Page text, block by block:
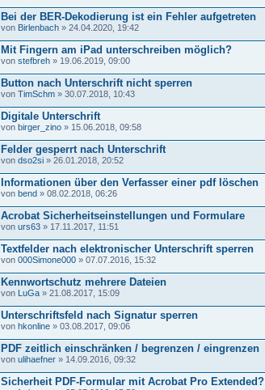
Bei der BER-Dekodierung ist ein Fehler aufgetreten
von Birlenbach » 24.04.2020, 19:42
Mit Fingern am iPad unterschreiben möglich?
von stefbreh » 19.06.2019, 09:00
Button nach Unterschrift nicht sperren
von TimSchm » 30.07.2018, 10:43
Digitale Unterschrift
von birger_zino » 15.06.2018, 09:58
Felder gesperrt nach Unterschrift
von dso2si » 26.01.2018, 20:52
Informationen über den Verfasser einer pdf löschen
von bend » 08.02.2018, 06:26
Acrobat Sicherheitseinstellungen und Formulare
von urs63 » 17.11.2017, 11:51
Textfelder nach elektronischer Unterschrift sperren
von 000Simone000 » 07.07.2016, 15:32
Kennwortschutz mehrere Dateien
von LuGa » 21.08.2017, 15:09
Unterschriftsfeld nach Signatur sperren
von hkonline » 03.08.2017, 09:06
PDF zeitlich einschränken / begrenzen / eingrenzen
von ulihaefner » 14.09.2016, 09:32
Sicherheit PDF-Formular mit Acrobat Pro Extended?